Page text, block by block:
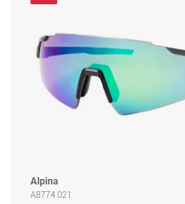
Alpina
A8774 021